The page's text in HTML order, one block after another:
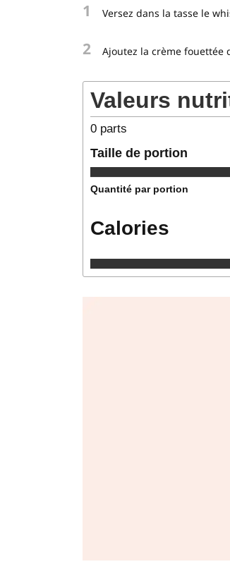
1 Versez dans la tasse le
2 Ajoutez la crème fouettée
Valeurs
0parts
Taille de portion
Quantité par portion
Calories